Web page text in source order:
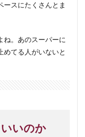
ースにたくさんとま
ね。あのスーパーに
めてる人がいないと
いのか